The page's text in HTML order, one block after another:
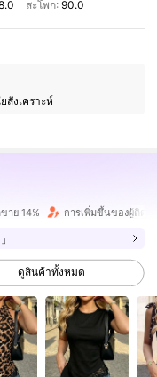
สะโพก: 90.0
สังเคราะห์
าย 14% การเพิ่มขึ้นของผู้ติดต
ดูสินค้าทั้งหมด